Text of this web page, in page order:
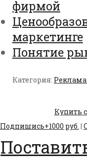
фирмой
маркетинге
Понятие
Категория: Реклама
Купить
Подпишись+1000 руб. |